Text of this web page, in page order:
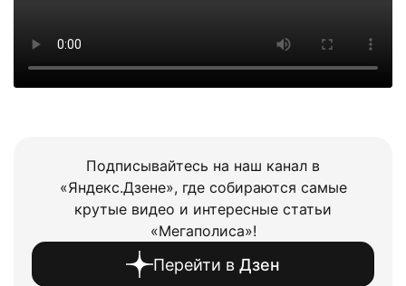
Подписывайтесь на наш канал в
«Яндекс.Дзене», где собираются самые
крутые видео и интересные статьи
«Мегаполиса»!
Перейти в Дзен